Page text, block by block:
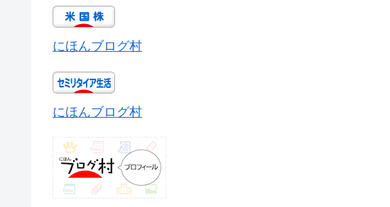
にほんブログ村
にほんブログ村